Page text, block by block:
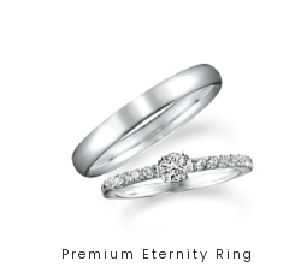
Premium Eternity Ring